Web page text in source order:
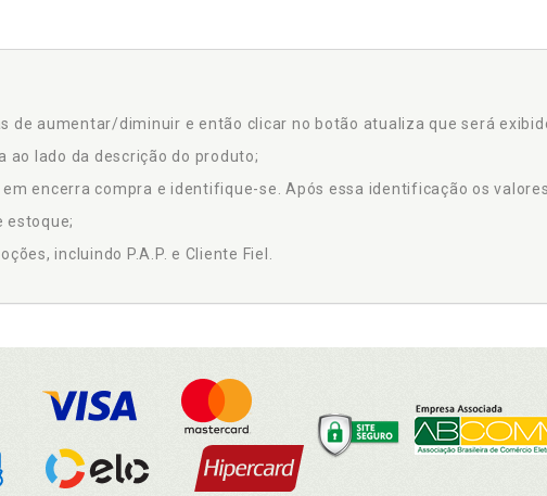
de aumentar/diminuir e então clicar no botão atualiza que será
ao lado da descrição do produto;
encerra compra e identifique-se. Após essa identificação os
estoque;
incluindo P.A.P. e Cliente Fiel.